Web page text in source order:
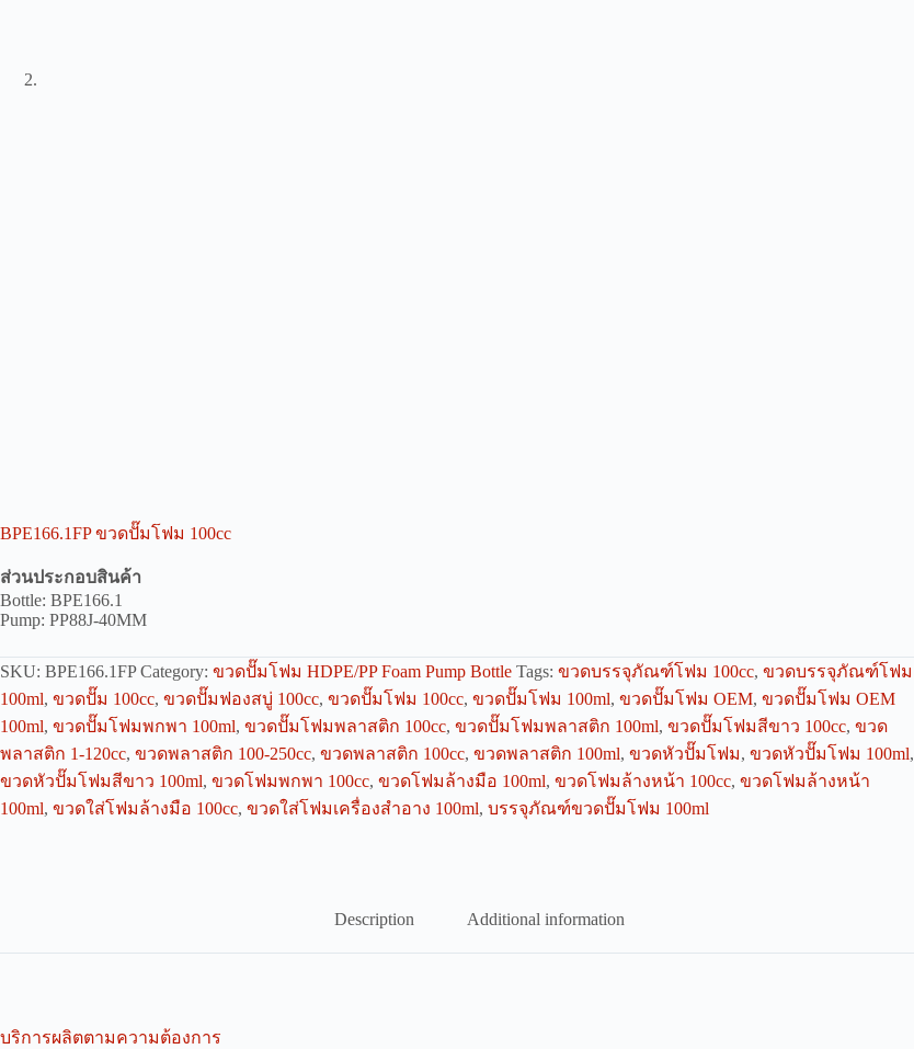
BPE166.1FP ขวดปั๊มโฟม 100cc
ส่วนประกอบสินค้า
Bottle: BPE166.1
Pump: PP88J-40MM
SKU: BPE166.1FP Category: ขวดปั๊มโฟม HDPE/PP Foam Pump Bottle Tags: ขวดบรรจุภัณฑ์โฟม 100cc, ขวดบรรจุภัณฑ์โฟม
100ml, ขวดปั๊ม 100cc, ขวดปั๊มฟองสบู่ 100cc, ขวดปั๊มโฟม 100cc, ขวดปั๊มโฟม 100ml, ขวดปั๊มโฟม OEM, ขวดปั๊มโฟม OEM
100ml, ขวดปั๊มโฟมพกพา 100ml, ขวดปั๊มโฟมพลาสติก 100cc, ขวดปั๊มโฟมพลาสติก 100ml, ขวดปั๊มโฟมสีขาว 100cc, ขวด
พลาสติก 1-120cc, ขวดพลาสติก 100-250cc, ขวดพลาสติก 100cc, ขวดพลาสติก 100ml, ขวดหัวปั๊มโฟม, ขวดหัวปั๊มโฟม 100ml,
ขวดหัวปั๊มโฟมสีขาว 100ml, ขวดโฟมพกพา 100cc, ขวดโฟมล้างมือ 100ml, ขวดโฟมล้างหน้า 100cc, ขวดโฟมล้างหน้า
100ml, ขวดใส่โฟมล้างมือ 100cc, ขวดใส่โฟมเครื่องสำอาง 100ml, บรรจุภัณฑ์ขวดปั๊มโฟม 100ml
Description Additional information
บริการผลิตตามความต้องการ